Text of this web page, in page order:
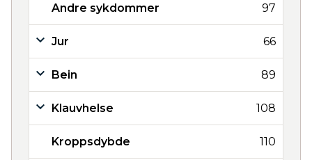
Andre sykdommer 97
Jur 66
Bein 89
Klauvhelse 108
Kroppsdybde 110